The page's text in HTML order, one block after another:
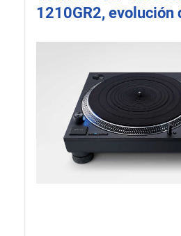
1210GR2, evolución